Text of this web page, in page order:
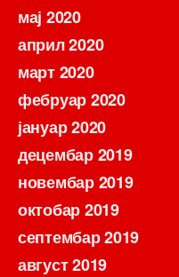
мај 2020
април 2020
март 2020
фебруар 2020
јануар 2020
децембар 2019
новембар 2019
октобар 2019
септембар 2019
август 2019